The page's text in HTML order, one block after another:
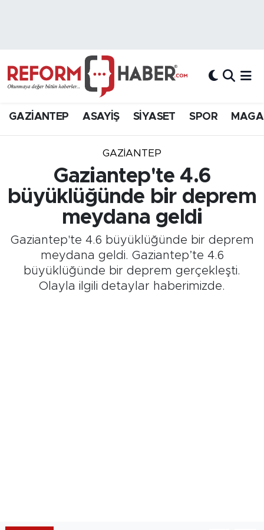
GAZİANTEP ASAYİŞ SİYASET SPOR
GAZIANTEP
Gaziantep'te 4.6
büyüklüğünde bir deprem
meydana geldi
Gaziantep'te 4.6 büyüklüğünde bir deprem
meydana geldi. Gaziantep’te 4.6
büyüklüğünde bir deprem gerçekleşti.
Olayla ilgili detaylar haberimizde.
Hava Durumu
Süper Lig Puan Durumu ve Fikstür
Tüm Manşetler
Son Dakika Haberleri
Haber Arşivi